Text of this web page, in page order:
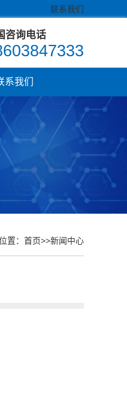
联系我们
咨询电话
系我们
置： 首页>>新闻中心